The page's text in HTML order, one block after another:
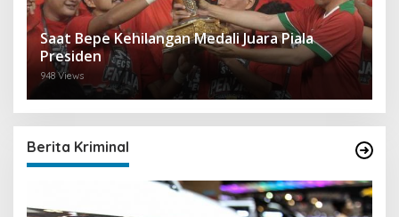
Saat Bepe Kehilangan Medali Juara Piala
Presiden
948 Views
Berita Kriminal